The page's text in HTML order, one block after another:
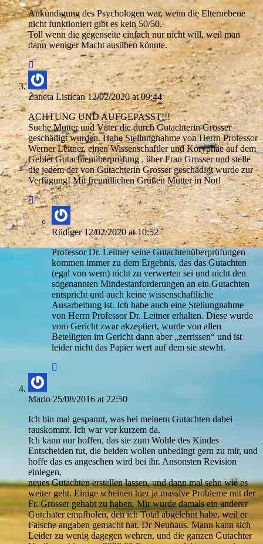
Ankündigung des Psychologen war, wenn die Elternebene
nicht funktioniert gibt es kein 50/50.
Toll wenn die gegenseite einfach nur nicht will, weil man
dann weniger Macht ausüben könnte.
Żaneta Listican 12/02/2020 at 09:44
ACHTUNG UND AUFGEPASST!!!
Suche Mutter und Väter die durch Gutachterin Grosser
geschädigt wurden. Habe Stellungnahme von Herrn Professor
Werner Leitner, einen Wissenschaftler und Koryphäe auf dem
Gebiet Gutachtenüberprüfung , über Frau Grosser und stelle
die jedem der von Gutachterin Grosser geschädigt wurde zur
Verfügung! Mit freundlichen Grüßen Mutter in Not!
Rüdiger 12/02/2020 at 10:52
Professor Dr. Leitner seine Gutachtenüberprüfungen
kommen immer zu dem Ergebnis, das das Gutachten
(egal von wem) nicht zu verwerten sei und nicht den
sogenannten Mindestanforderungen an ein Gutachten
entspricht und auch keine wissenschaftliche
Ausarbeitung ist. Ich habe auch eine Stellungnahme
von Herrn Professor Dr. Leitner erhalten. Diese wurde
vom Gericht zwar akzeptiert, wurde von allen
Beteiligten im Gericht dann aber „zerrissen“ und ist
leider nicht das Papier wert auf dem sie stewht.
Mario 25/08/2016 at 22:50
Ich bin mal gespannt, was bei meinem Gutachten dabei
rauskommt. Ich war vor kurzem da.
Ich kann nur hoffen, das sie zum Wohle des Kindes
Entscheiden tut, die beiden wollen unbedingt gern zu mir, und
hoffe das es angesehen wird bei ihr. Ansonsten Revision
einlegen,
neues Gutachten erstellen lassen, und dann mal sehn wie es
weiter geht. Einige scheinen hier ja massive Probleme mit der
Fr. Grosser gehabt zu haben. Mir wurde damals ein anderer
Gutchater empfholen, den ich Total abgelehnt habe, weil er
Falsche angaben gemacht hat. Dr Neuhaus. Mann kann sich
Leider zu wenig dagegen wehren, und die ganzen Gutachter